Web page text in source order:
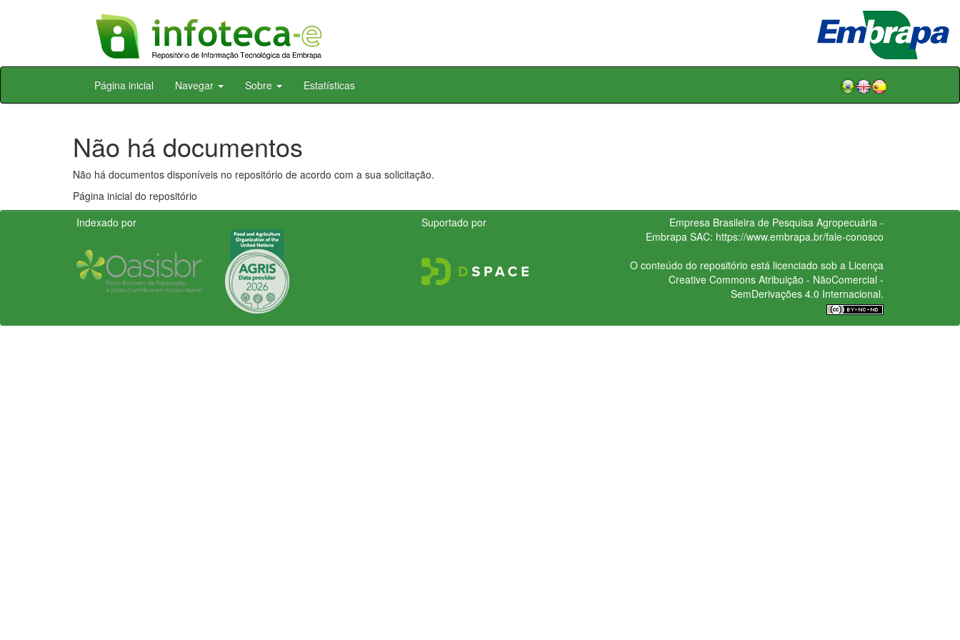
Skip
Página inicial Navegar Sobre Estatísticas
Não há documentos
Não há documentos disponíveis no repositório de acordo com a sua solicitação.
Página inicial do repositório
Indexado por
Suportado por
Empresa Brasileira de Pesquisa Agropecuária -
Embrapa SAC: https://www.embrapa.br/fale-conosco
O conteúdo do repositório está licenciado sob a Licença
Creative CommonsAtribuição - NãoComercial -
SemDerivações 4.0 Internacional.